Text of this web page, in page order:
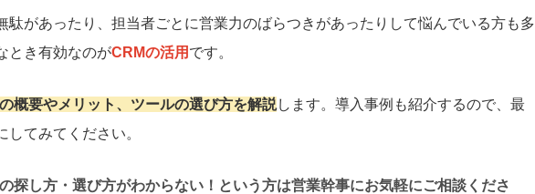
駄があったり、担当者ごとに営業力のばらつきがあったりして悩んでいる方も多
とき有効なのがCRMの活用 です。
概要やメリット、ツールの選び方を解説します。導入事例も紹介するので、最
てみてください。
探し方・選び方がわからない！という方は営業幹事にお気軽にご相談くださ